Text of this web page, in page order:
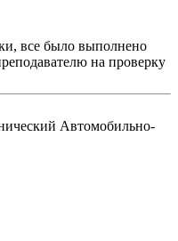
все было выполнено
на проверку
Автомобильно-